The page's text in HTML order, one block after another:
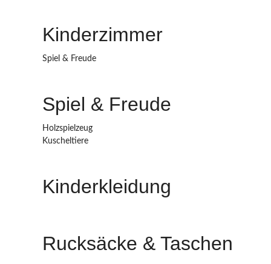
Kinderzimmer
Spiel & Freude
Spiel & Freude
Holzspielzeug
Kuscheltiere
Kinderkleidung
Rucksäcke & Taschen